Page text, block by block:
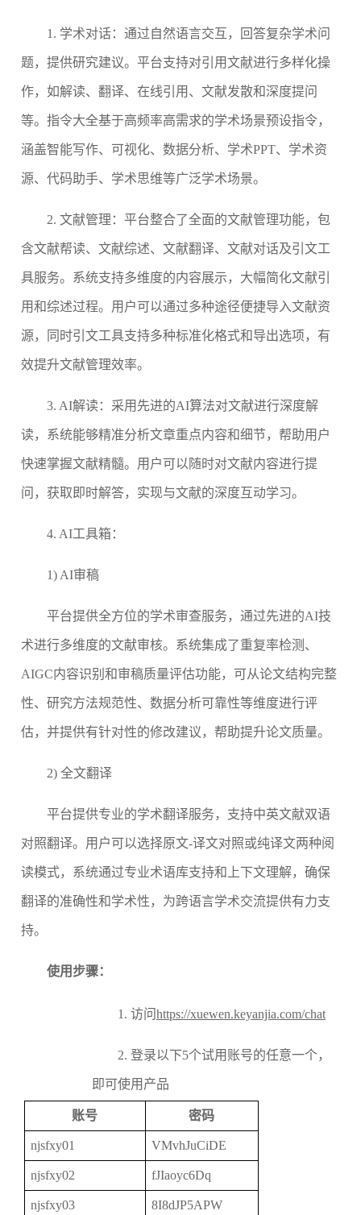
1. 学术对话： 通过自然语言交互，回答复杂学术问
题，提供研究建议。平台支持对引用文献进行多样化操
作，如解读、翻译、在线引用、文献发散和深度提问
等。指令大全基于高频率高需求的学术场景预设指令，
涵盖智能写作、可视化、数据分析、学术PPT、学术资
源、代码助手、学术思维等广泛学术场景。
2. 文献管理： 平台整合了全面的文献管理功能，包
含文献帮读、文献综述、文献翻译、文献对话及引文工
具服务。系统支持多维度的内容展示，大幅简化文献引
用和综述过程。用户可以通过多种途径便捷导入文献资
源，同时引文工具支持多种标准化格式和导出选项，有
效提升文献管理效率。
3. AI解读： 采用先进的AI算法对文献进行深度解
读，系统能够精准分析文章重点内容和细节，帮助用户
快速掌握文献精髓。用户可以随时对文献内容进行提
问，获取即时解答，实现与文献的深度互动学习。
4. AI工具箱：
1) AI审稿
平台提供全方位的学术审查服务，通过先进的AI技
术进行多维度的文献审核。系统集成了重复率检测、
AIGC内容识别和审稿质量评估功能，可从论文结构完整
性、研究方法规范性、数据分析可靠性等维度进行评
估，并提供有针对性的修改建议，帮助提升论文质量。
2) 全文翻译
平台提供专业的学术翻译服务，支持中英文献双语
对照翻译。用户可以选择原文-译文对照或纯译文两种阅
读模式，系统通过专业术语库支持和上下文理解，确保
翻译的准确性和学术性，为跨语言学术交流提供有力支
持。
使用步骤：
1. 访问 https://xuewen.keyanjia.com/chat
2. 登录以下5个试用账号的任意一个，
即可使用产品
账号 密码
njsfxy01 VMvhJuCiDE
njsfxy02 fJIaoyc6Dq
njsfxy03 8I8dJP5APW